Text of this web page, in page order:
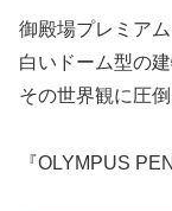
御殿場プレミア
白いドーム型の
その世界観に圧
『OLYMPUS